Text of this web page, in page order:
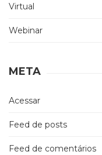
Virtual
Webinar
META
Acessar
Feed de posts
Feed de comentários